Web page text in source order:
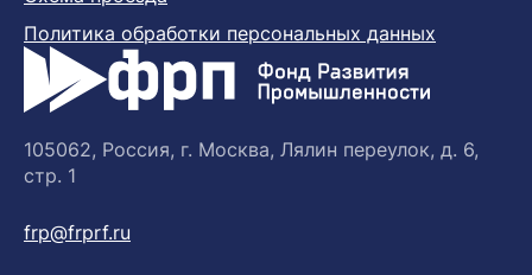
Политика обработки персональных данных
105062, Россия, г. Москва, Лялин переулок, д. 6,
стр. 1
frp@frprf.ru